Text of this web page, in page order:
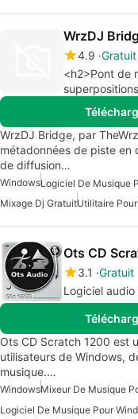
WrzDJ
4.9 Gratuit
<h2>Pont de
WrzDJ Bridge, par
métadonnées de piste en
de diffusion…
WindowsLogiciel De Musique
Mixage Dj GratuitUtilitaire
Ots CD
3.1 Gratuit
Logiciel
Ots CD Scratch 1200 est
utilisateurs de Windows,
musique.…
WindowsMixeur De Musique
Logiciel De Musique Pour